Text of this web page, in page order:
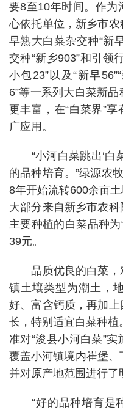
要8至10年时间。作为
心依托单位，新乡市
早熟大白菜杂交种“新
交种“新乡903”和引领
小包23”以及“新早
6”等一系列大白菜新
更丰富，在“白菜界”
广应用。
“小河白菜跳出‘白
的品种培育。”绿源农
8年开始流转600余亩
大部分来自新乡市农
主要种植的白菜品种为
39元。
品质优良的白菜，
镇土壤类型为潮土，
好、富含钙质，再加
长，特别适宜白菜种
准对“浚县小河白菜”实
覆盖小河镇境内崔堡、
并对原产地范围进行了
“好的品种培育是种